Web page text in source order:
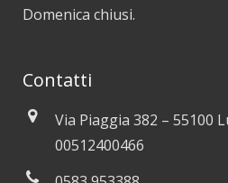
Domenica chiusi.
Contatti
Via Piaggia 382 – 55100
00512400466